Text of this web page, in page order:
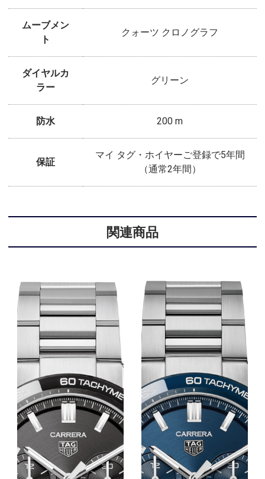
ムーブメン
ト
クォーツ クロノグラフ
ダイヤルカ
ラー
グリーン
防水 200 m
保証
マイ タグ・ホイヤーご登録で5年間
（通常2年間）
関連商品